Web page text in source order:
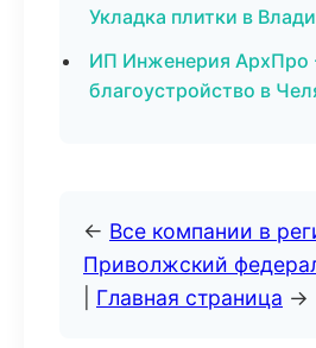
Укладка плитки в
ИП Инженерия АрхПро
благоустройство в
← Все компании в
Приволжский
Главная страница →